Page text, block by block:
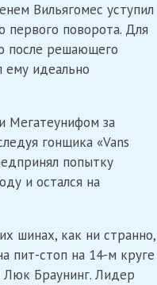
Вильягомес уступил
первого поворота. Для
после решающего
ему идеально
Мегатеунифом за
гонщика «Vans
попытку
и остался на
шинах, как ни странно,
пит-стоп на 14-м круге
Браунинг. Лидер